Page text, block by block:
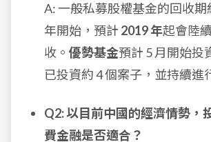
A: 一般私募股權基金的回收期
年開始，預計 2019 年起會陸
收。 優勢基金預計 5 月開始投
已投資約 4 個案子，並持續進
Q2: 以目前中國的經濟情勢，
費金融是否適合？